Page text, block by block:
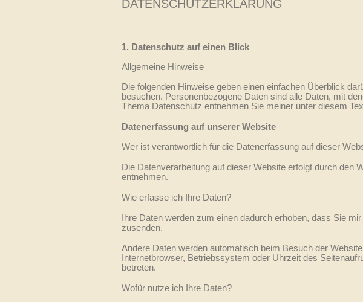
DATENSCHUTZERKLÄRUNG
1. Datenschutz auf einen Blick
Allgemeine Hinweise
Die folgenden Hinweise geben einen einfachen Überblick
besuchen. Personenbezogene Daten sind alle Daten, mit
Thema Datenschutz entnehmen Sie meiner unter diesem
Datenerfassung auf unserer Website
Wer ist verantwortlich für die Datenerfassung auf dieser
Die Datenverarbeitung auf dieser Website erfolgt durch den
entnehmen.
Wie erfasse ich Ihre Daten?
Ihre Daten werden zum einen dadurch erhoben, dass Sie
zusenden.
Andere Daten werden automatisch beim Besuch der
Internetbrowser, Betriebssystem oder Uhrzeit des
betreten.
Wofür nutze ich Ihre Daten?